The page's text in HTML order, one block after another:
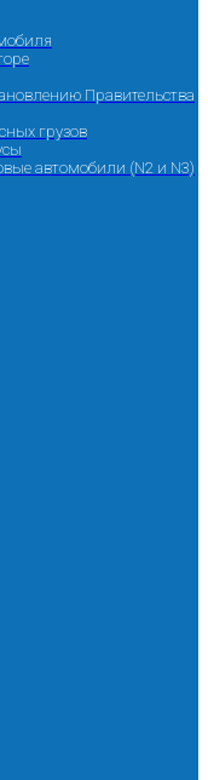
Правительства
грузов
автомобили (N2 и N3)